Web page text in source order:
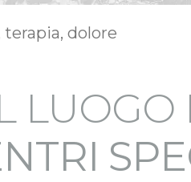
LUOGO